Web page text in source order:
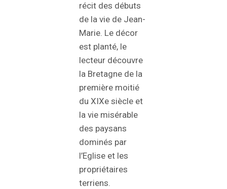
récit des débuts
de la vie de Jean-
Marie. Le décor
est planté, le
lecteur découvre
la Bretagne de la
première moitié
du XIXe siècle et
la vie misérable
des paysans
dominés par
l’Eglise et les
propriétaires
terriens.